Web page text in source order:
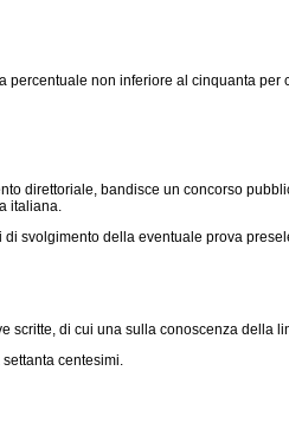
non inferiore al cinquanta
bandisce un concorso
italiana.
svolgimento della eventuale prova
di cui una sulla conoscenza della
centesimi.